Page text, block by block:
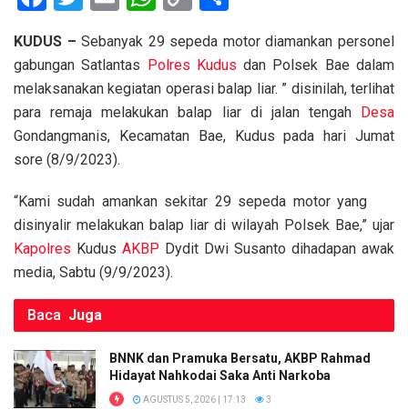
ce
b
o
o
k
tt
er
ail at
s
A
p
py
Li
n
k
ar
e
KUDUS – Sebanyak 29 sepeda motor diamankan personel
gabungan Satlantas Polres Kudus dan Polsek Bae dalam
melaksanakan kegiatan operasi balap liar. ” disinilah, terlihat
para remaja melakukan balap liar di jalan tengah Desa
Gondangmanis, Kecamatan Bae, Kudus pada hari Jumat
sore (8/9/2023).
“Kami sudah amankan sekitar 29 sepeda motor yang
disinyalir melakukan balap liar di wilayah Polsek Bae,” ujar
Kapolres Kudus AKBP Dydit Dwi Susanto dihadapan awak
media, Sabtu (9/9/2023).
Baca Juga
BNNK dan Pramuka Bersatu, AKBP Rahmad
Hidayat Nahkodai Saka Anti Narkoba
AGUSTUS 5, 2026 | 17:13 3